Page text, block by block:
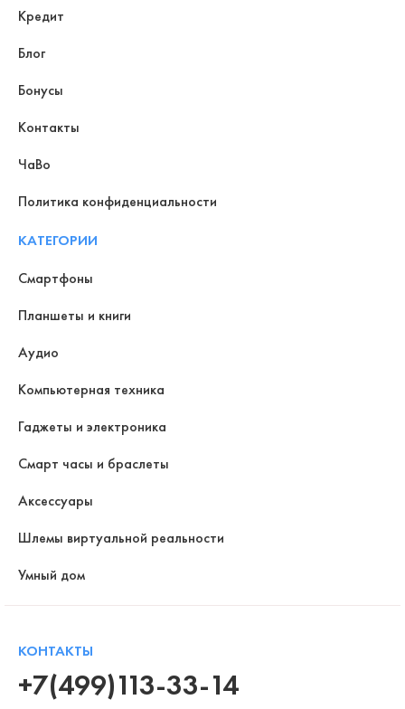
Кредит
Блог
Бонусы
Контакты
ЧаВо
Политика конфиденциальности
КАТЕГОРИИ
Смартфоны
Планшеты и книги
Аудио
Компьютерная техника
Гаджеты и электроника
Смарт часы и браслеты
Аксессуары
Шлемы виртуальной реальности
Умный дом
КОНТАКТЫ
+7(499)113-33-14